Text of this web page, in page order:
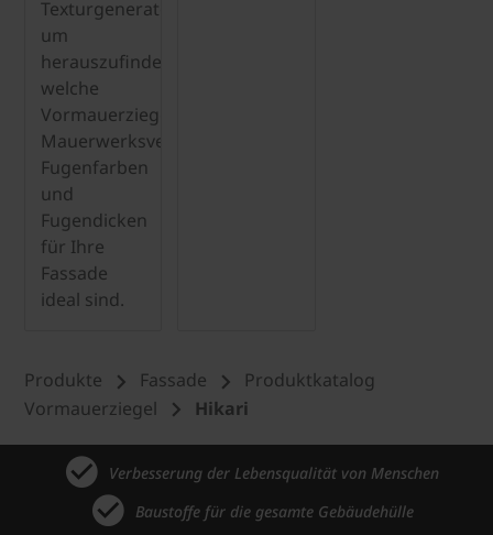
Texturgenerator,
um
herauszufinden,
welche
Vormauerziegel,
Mauerwerksverbindungen,
Fugenfarben
und
Fugendicken
für Ihre
Fassade
ideal sind.
Produkte Fassade
Produktkatalog
Vormauerziegel
Hikari
Verbesserung der Lebensqualität von Menschen
Baustoffe für die gesamte Gebäudehülle